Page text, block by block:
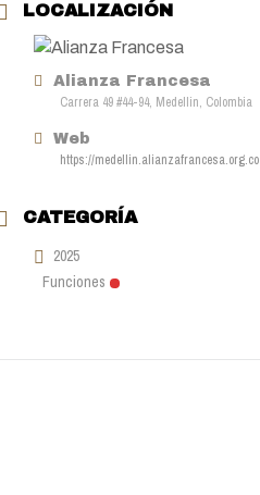
LOCALIZACIÓN
Alianza Francesa
Carrera 49 #44-94, Medellin, Colombia
Web
https://medellin.alianzafrancesa.org.co
CATEGORÍA
2025
Funciones